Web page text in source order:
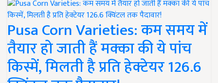
Pusa Corn Varieties: कम समय में
तैयार हो जाती हैं मक्का की ये पांच
किस्में, मिलती है प्रति हेक्टेयर 126.6